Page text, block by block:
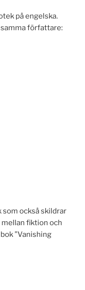
på engelska.
samma författare:
som också skildrar
fiktion och
”Vanishing